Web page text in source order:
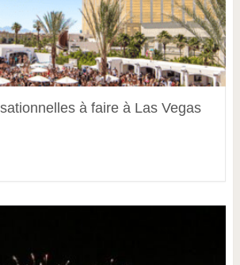
à faire à Las Vegas